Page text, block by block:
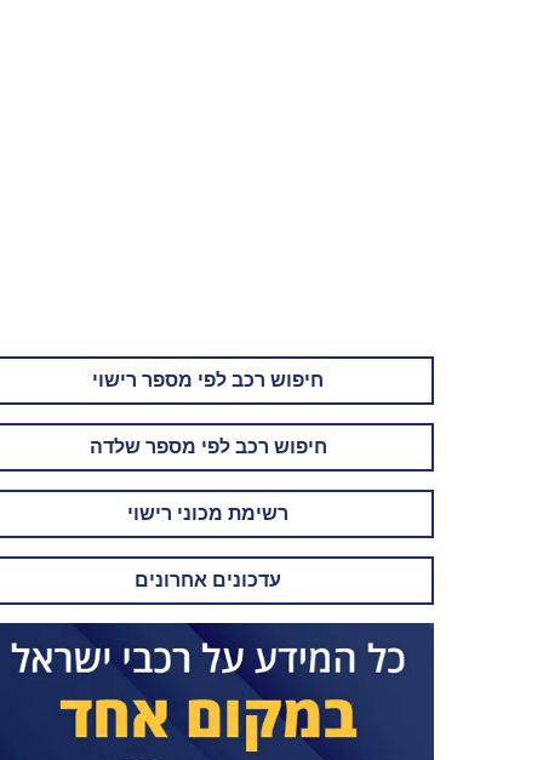
חיפוש רכב לפי מספר רישוי
חיפוש רכב לפי מספר שלדה
רשימת מכוני רישוי
עדכונים אחרונים